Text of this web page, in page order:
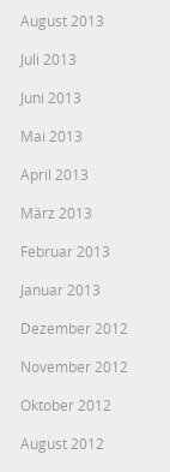
August 2013
Juli 2013
Juni 2013
Mai 2013
April 2013
März 2013
Februar 2013
Januar 2013
Dezember 2012
November 2012
Oktober 2012
August 2012